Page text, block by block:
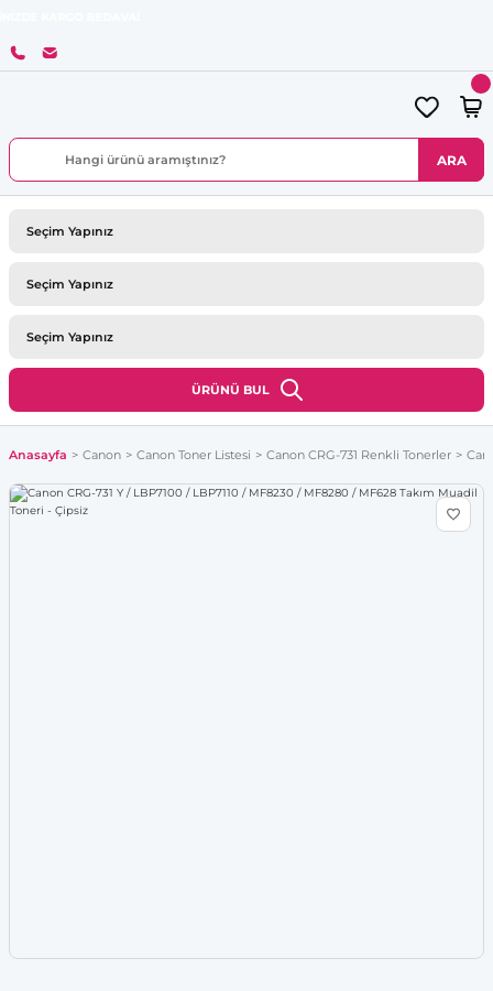
ARA
ÜRÜNÜ BUL
Anasayfa Canon Canon Toner Listesi Canon CRG-731 Renkli Tonerler